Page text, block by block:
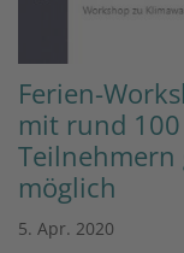
Ferien-
mit rund
Teilnehmern
möglich
5. Apr. 2020